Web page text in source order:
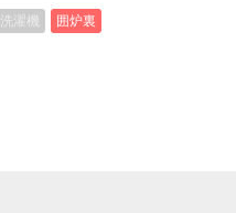
洗濯機 囲炉裏